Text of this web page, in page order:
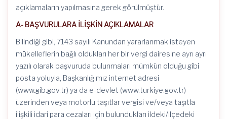
açıklamaların yapılmasına gerek görülmüştür.
A- BAŞVURULARA İLİŞKİN AÇIKLAMALAR
Bilindiği gibi, 7143 sayılı Kanundan yararlanmak isteyen
mükelleflerin bağlı oldukları her bir vergi dairesine ayrı ayrı
yazılı olarak başvuruda bulunmaları mümkün olduğu gibi
posta yoluyla, Başkanlığımız internet adresi
(www.gib.gov.tr) ya da e-devlet (www.turkiye.gov.tr)
üzerinden veya motorlu taşıtlar vergisi ve/veya taşıtla
ilişkili idari para cezaları için bulundukları ildeki/ilçedeki